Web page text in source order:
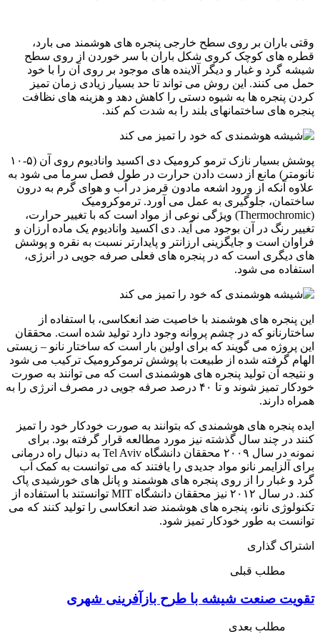
وقتی باران بر روی سطح خارجی پنجره های هوشمند می بارد،
قطره های کوچک کروی شکل باران با سر خوردن از روی سطح
شیشه گرد و غبار و دیگر آلاینده های موجود بر روی آن را با خود
حمل می کنند. این روش می تواند تا حد بسیار زیادی زمان تمیز
کردن پنجره ها به شیوه دستی را کاهش دهد و هزینه های نظافت
پنجره های ساختمانهای بلند را به شدت کم کند.
پوشش بسیار نازک ترمو کرومیک دی اکسید وانادیوم روی آن (۵-۱۰
نانومتر) مانع از دست دادن حرارت در طول فصل سرما می شود به
علاوه آنکه از ورود اشعه مادون قرمز در آب و هوای گرم به درون
ساختمان، جلوگیری به عمل می آورد. ترموکرومیک
(Thermochromic) ویژگی نوعی از مواد است که با تغییر حرارت،
تغییر رنگ در آن بوجود می آید. دی اکسید وانادیوم یک ماده ارزان و
فراوان است و جایگزینی ارزانتر و پایدارتر نسبت به نقره و پوشش
های دیگری است که در پنجره های فعلی صرفه جویی در انرژی،
استفاده می شود.
این پنجره های هوشمند با خاصیت ضد انعکاسی، با استفاده از
ساختارنانو که در چشم پروانه وجود دارد تولید شده است. محققان
این پروژه می گویند که برای اولین بار است که ساختار نانو – زیستی
الهام گرفته شده از طبیعت با پوشش ترموکرومیک ترکیب می شود
و نتیجه آن تولید پنجره های هوشمندی است که می توانند به صورت
خودکار تمیز شوند و تا ۴۰ درصد صرفه جویی در مصرف انرژی را به
همراه دارند.
ایده پنجره های هوشمندی که بتوانند به صورت خودکار خود را تمیز
کنند در چند سال گذشته نیز مورد مطالعه قرار گرفته بود. برای
نمونه در سال ۲۰۰۹ محققان دانشگاه Tel Aviv به دنبال راه درمانی
برای آلزایمر نانو مواد جدیدی را یافتند که می توانست به کمک آب
گرد و غبار را از روی پنجره های هوشمند و پانل های خورشیدی پاک
کند. در سال ۲۰۱۲ نیز محققان دانشگاه MIT توانستند با استفاده از
تکنولوژی نانو، پنجره های هوشمند ضد انعکاسی را تولید کنند که می
توانست به طور خودکار تمیز شود.
اشتراک گذاری
مطلب قبلی
تقویت صنعت شیشه با طرح بازآفرینی شهری
مطلب بعدی